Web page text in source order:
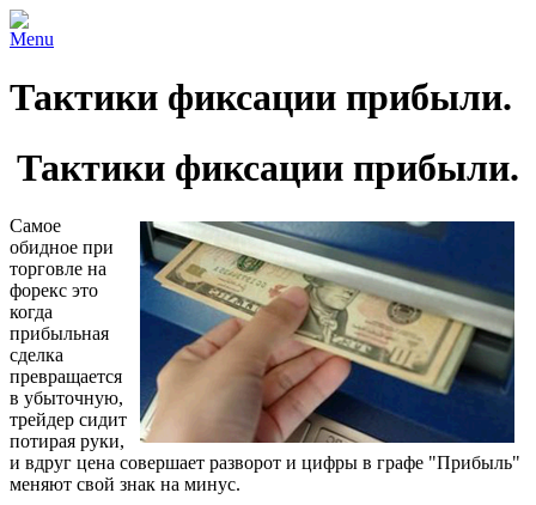
Menu
Тактики фиксации прибыли.
Тактики фиксации прибыли.
Самое
обидное при
торговле на
форекс это
когда
прибыльная
сделка
превращается
в убыточную,
трейдер сидит
потирая руки,
и вдруг цена совершает разворот и цифры в графе "Прибыль"
меняют свой знак на минус.